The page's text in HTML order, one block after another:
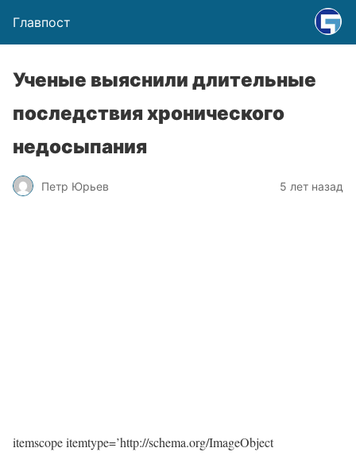
Главпост
Ученые выяснили длительные
последствия хронического
недосыпания
Петр Юрьев 5 лет назад
itemscope itemtype=’http://schema.org/ImageObject